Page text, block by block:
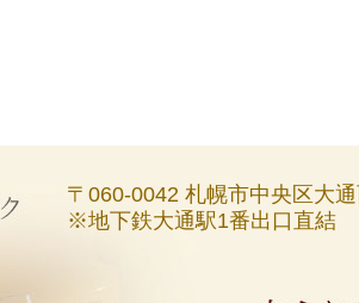
〒060-0042 札幌市中央区大
※地下鉄大通駅1番出口直結